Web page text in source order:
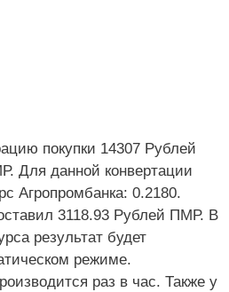
покупки 14307 Рублей
Для данной конвертации
Агропромбанка: 0.2180.
3118.93 Рублей ПМР. В
результат будет
режиме.
раз в час. Также у